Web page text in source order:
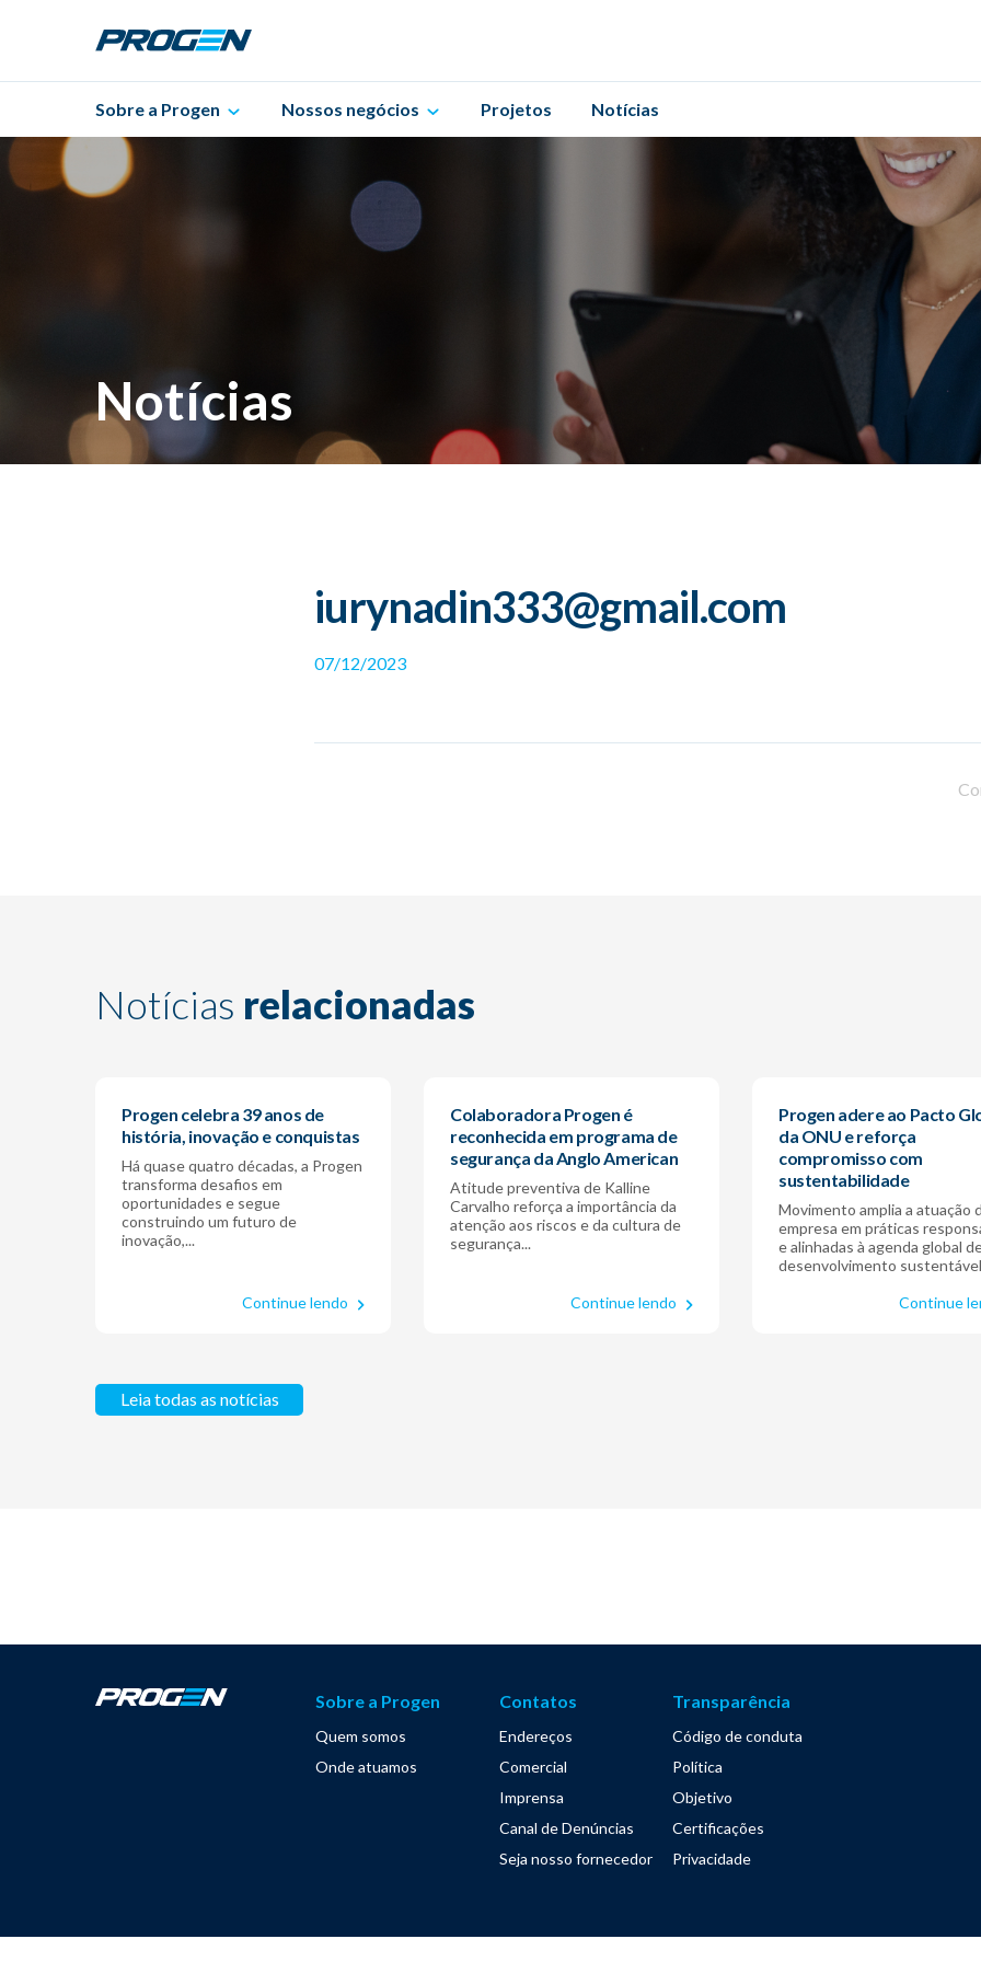
Sobre a Progen Nossos negócios Projetos Notícias
Notícias
iurynadin333@gmail.com
07/12/2023
Notícias relacionadas
Progen celebra 39 anos de
história, inovação e conquistas
Há quase quatro décadas, a Progen
transforma desafios em
oportunidades e segue
construindo um futuro de
inovação,...
Continue lendo
Colaboradora Progen é
reconhecida em programa de
segurança da Anglo American
Atitude preventiva de Kalline
Carvalho reforça a importância da
atenção aos riscos e da cultura de
segurança...
Continue lendo
Progen adere ao Pacto
da ONU e reforça
compromisso com
sustentabilidade
Movimento amplia a atuação
empresa em práticas
e alinhadas à agenda global
desenvolvimento sustentável
Continue
Leia todas as notícias
Sobre a Progen
Quem somos
Onde atuamos
Contatos
Endereços
Comercial
Imprensa
Canal de Denúncias
Seja nosso fornecedor
Transparência
Código de conduta
Política
Objetivo
Certificações
Privacidade